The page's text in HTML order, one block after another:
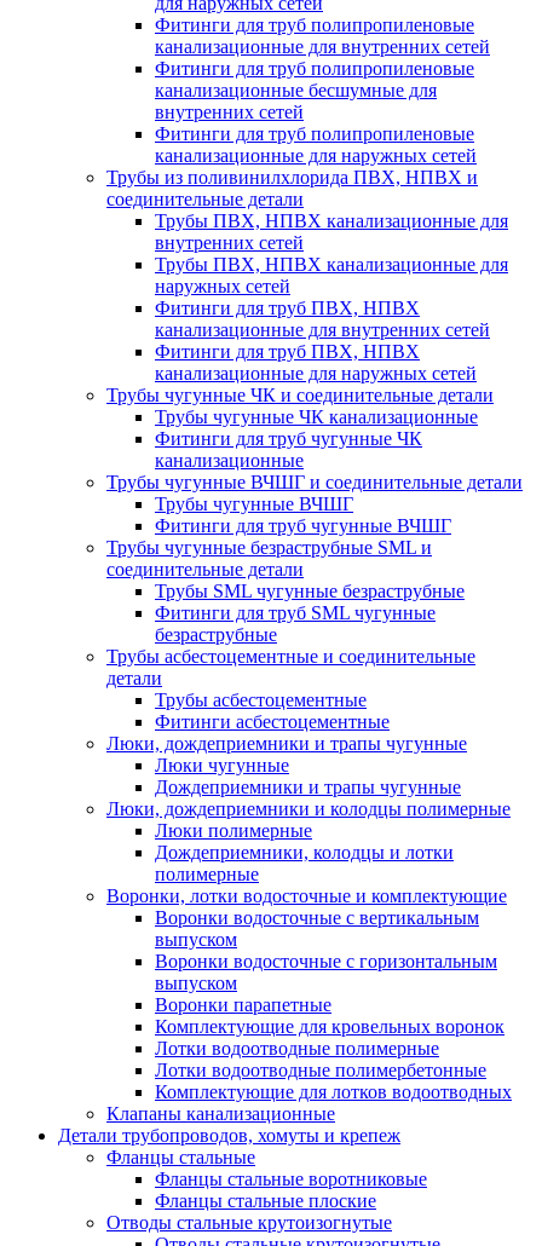
Фитинги для труб полипропиленовые
канализационные для внутренних сетей
Фитинги для труб полипропиленовые
канализационные бесшумные для
внутренних сетей
Фитинги для труб полипропиленовые
канализационные для наружных сетей
Трубы из поливинилхлорида ПВХ, НПВХ и
соединительные детали
Трубы ПВХ, НПВХ канализационные для
внутренних сетей
Трубы ПВХ, НПВХ канализационные для
наружных сетей
Фитинги для труб ПВХ, НПВХ
канализационные для внутренних сетей
Фитинги для труб ПВХ, НПВХ
канализационные для наружных сетей
Трубы чугунные ЧК и соединительные детали
Трубы чугунные ЧК канализационные
Фитинги для труб чугунные ЧК
канализационные
Трубы чугунные ВЧШГ и соединительные детали
Трубы чугунные ВЧШГ
Фитинги для труб чугунные ВЧШГ
Трубы чугунные безраструбные SML и
соединительные детали
Трубы SML чугунные безраструбные
Фитинги для труб SML чугунные
безраструбные
Трубы асбестоцементные и соединительные
детали
Трубы асбестоцементные
Фитинги асбестоцементные
Люки, дождеприемники и трапы чугунные
Люки чугунные
Дождеприемники и трапы чугунные
Люки, дождеприемники и колодцы полимерные
Люки полимерные
Дождеприемники, колодцы и лотки
полимерные
Воронки, лотки водосточные и комплектующие
Воронки водосточные с вертикальным
выпуском
Воронки водосточные с горизонтальным
выпуском
Воронки парапетные
Комплектующие для кровельных воронок
Лотки водоотводные полимерные
Лотки водоотводные полимербетонные
Комплектующие для лотков водоотводных
Клапаны канализационные
Детали трубопроводов, хомуты и крепеж
Фланцы стальные
Фланцы стальные воротниковые
Фланцы стальные плоские
Отводы стальные крутоизогнутые